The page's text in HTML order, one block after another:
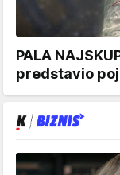
PALA
predstavio